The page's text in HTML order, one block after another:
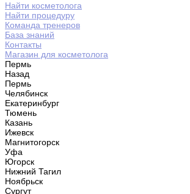
Найти косметолога
Найти процедуру
Команда тренеров
База знаний
Контакты
Магазин для косметолога
Пермь
Назад
Пермь
Челябинск
Екатеринбург
Тюмень
Казань
Ижевск
Магнитогорск
Уфа
Югорск
Нижний Тагил
Ноябрьск
Сургут